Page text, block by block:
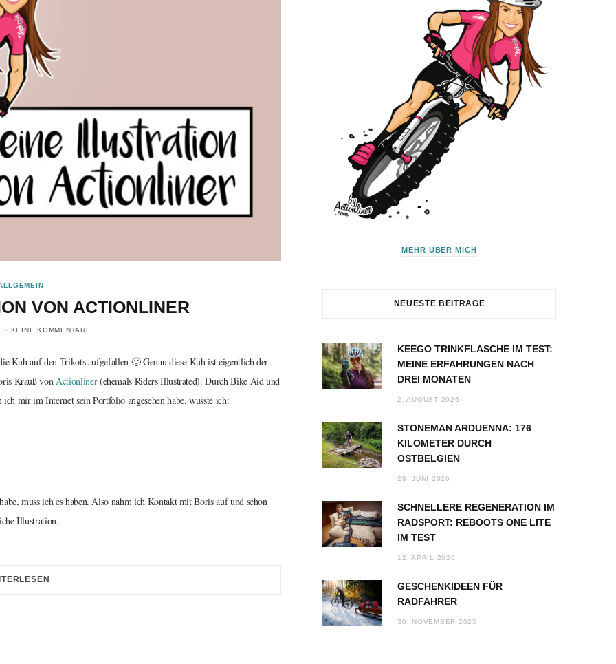
VON ACTIONLINER
KEINE KOMMENTARE
Kuh auf den Trikots aufgefallen 🙂 Genau diese Kuh ist eigentlich der
Krauß vonActionliner(ehemals Riders Illustrated). Durch Bike Aid und
mir im Internet sein Portfolio angesehen habe, wusste ich:
muss ich es haben. Also nahm ich Kontakt mit Boris auf und schon
Illustration.
MEHR ÜBER MICH
NEUESTE BEITRÄGE
KEEGO TRINKFLASCHE IM TEST:
MEINE ERFAHRUNGEN NACH
DREI MONATEN
2. AUGUST 2026
STONEMAN ARDUENNA: 176
KILOMETER DURCH
OSTBELGIEN
28. JUNI 2026
SCHNELLERE REGENERATION IM
RADSPORT: REBOOTS ONE LITE
IM TEST
12. APRIL 2026
GESCHENKIDEEN FÜR
RADFAHRER
30. NOVEMBER 2025